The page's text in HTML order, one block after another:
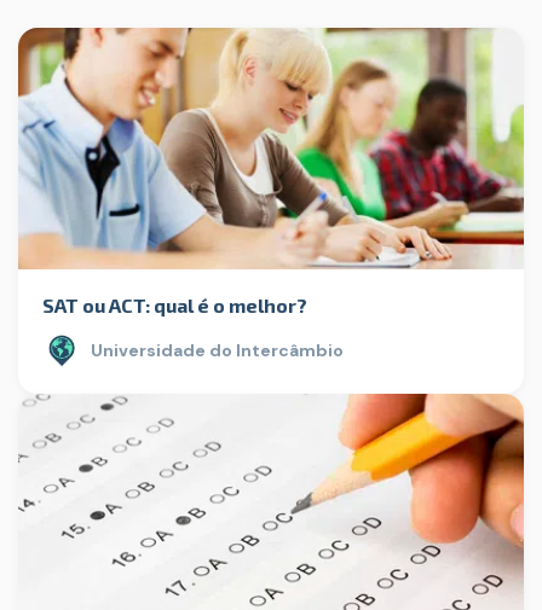
SAT ou ACT: qual é o melhor?
Universidade do Intercâmbio